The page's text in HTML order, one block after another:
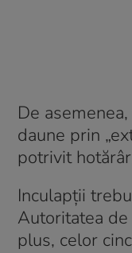
De
daune prin
potrivit
Inculapții
Autoritatea
plus, celor